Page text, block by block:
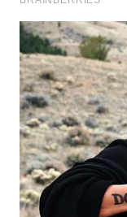
WN
MANDALIKA
WN
LIKUPANG
WN
LABUANBAJO